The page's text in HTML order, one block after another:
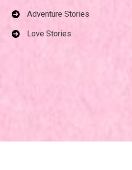
Adventure Stories
Love Stories